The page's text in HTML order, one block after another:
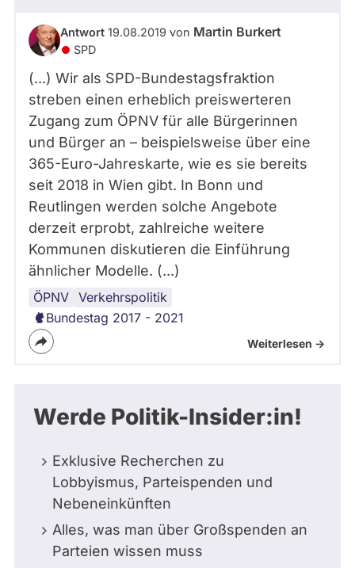
Antwort 19.08.2019 von Martin Burkert
SPD
(...) Wir als SPD-Bundestagsfraktion
streben einen erheblich preiswerteren
Zugang zum ÖPNV für alle Bürgerinnen
und Bürger an – beispielsweise über eine
365-Euro-Jahreskarte, wie es sie bereits
seit 2018 in Wien gibt. In Bonn und
Reutlingen werden solche Angebote
derzeit erprobt, zahlreiche weitere
Kommunen diskutieren die Einführung
ähnlicher Modelle. (...)
ÖPNV Verkehrspolitik
Bundestag 2017 - 2021
Weiterlesen ->
Werde Politik-Insider:in!
Exklusive Recherchen zu
Lobbyismus, Parteispenden und
Nebeneinkünften
Alles, was man über Großspenden an
Parteien wissen muss